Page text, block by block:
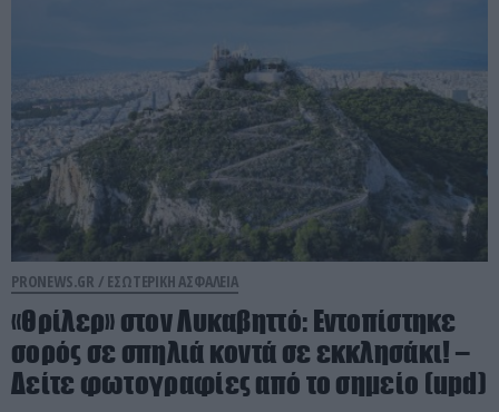
PRONEWS.GR / ΕΣΩΤΕΡΙΚΗ ΑΣΦΑΛΕΙΑ
«Θρίλερ» στον Λυκαβηττό: Εντοπίστηκε
σορός σε σπηλιά κοντά σε εκκλησάκι! –
Δείτε φωτογραφίες από το σημείο (upd)